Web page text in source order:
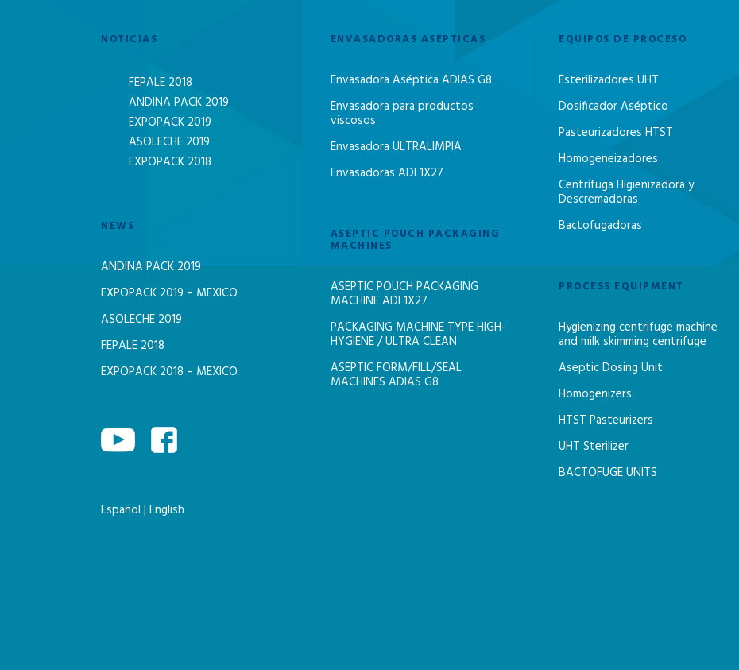
NOTICIAS
FEPALE 2018
ANDINA PACK 2019
EXPOPACK 2019
ASOLECHE 2019
EXPOPACK 2018
NEWS
ANDINA PACK 2019
EXPOPACK 2019 – MEXICO
ASOLECHE 2019
FEPALE 2018
EXPOPACK 2018 – MEXICO
Español | English
ENVASADORAS ASÉPTICAS
Envasadora Aséptica ADIAS G8
Envasadora para productos
viscosos
Envasadora ULTRALIMPIA
Envasadoras ADI 1X27
ASEPTIC POUCH PACKAGING
MACHINES
ASEPTIC POUCH PACKAGING
MACHINE ADI 1X27
PACKAGING MACHINE TYPE HIGH-
HYGIENE / ULTRA CLEAN
ASEPTIC FORM/FILL/SEAL
MACHINES ADIAS G8
EQUIPOS DE PROCESO
Esterilizadores UHT
Dosificador Aséptico
Pasteurizadores HTST
Homogeneizadores
Centrífuga Higienizadora y
Descremadoras
Bactofugadoras
PROCESS EQUIPMENT
Hygienizing centrifuge machine
and milk skimming centrifuge
Aseptic Dosing Unit
Homogenizers
HTST Pasteurizers
UHT Sterilizer
BACTOFUGE UNITS